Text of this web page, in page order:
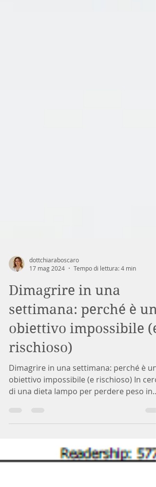
17 mag 2024
Tempo di lettura: 4 min
Dimagrire in una
settimana: perché è un
obiettivo impossibile (e
rischioso)
Dimagrire in una settimana: perché è un
obiettivo impossibile (e rischioso) In